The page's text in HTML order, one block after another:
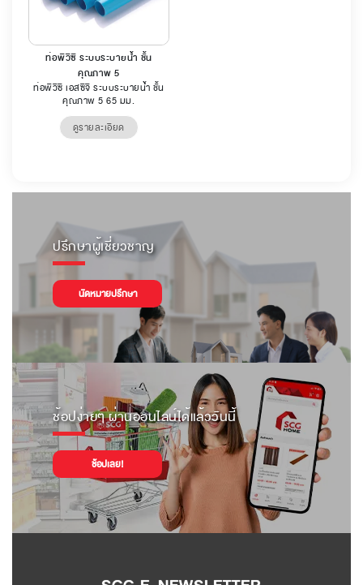
ท่อพีวีซี ระบบระบายน้ำ ชั้น
คุณภาพ 5
ท่อพีวีซี เอสซีจี ระบบระบายน้ำ ชั้น
คุณภาพ 5 65 มม.
ดูรายละเอียด
ปรึกษาผู้เชี่ยวชาญ
นัดหมายปรึกษา
ช้อปง่ายๆ ผ่านออนไลน์ได้แล้ววันนี้
ช้อปเลย!